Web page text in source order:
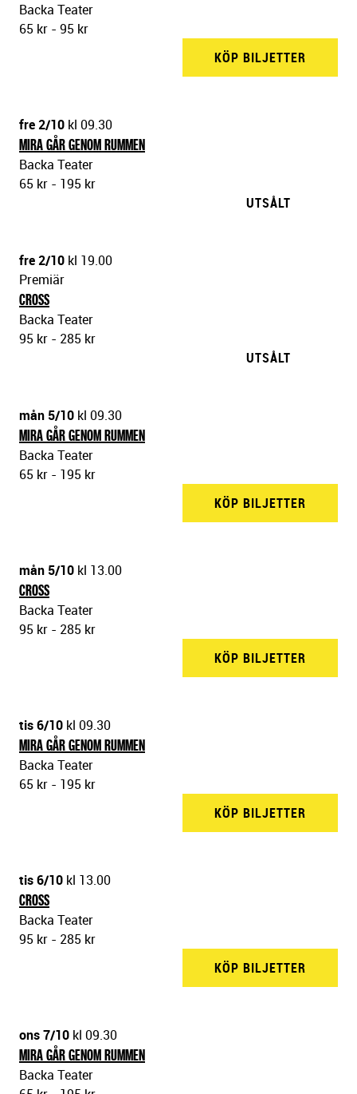
Backa Teater
65 kr - 95 kr
KÖP BILJETTER
fre 2/10 kl 09.30
MIRA GÅR GENOM RUMMEN
Backa Teater
65 kr - 195 kr
UTSÅLT
fre 2/10 kl 19.00
Premiär
CROSS
Backa Teater
95 kr - 285 kr
UTSÅLT
mån 5/10 kl 09.30
MIRA GÅR GENOM RUMMEN
Backa Teater
65 kr - 195 kr
KÖP BILJETTER
mån 5/10 kl 13.00
CROSS
Backa Teater
95 kr - 285 kr
KÖP BILJETTER
tis 6/10 kl 09.30
MIRA GÅR GENOM RUMMEN
Backa Teater
65 kr - 195 kr
KÖP BILJETTER
tis 6/10 kl 13.00
CROSS
Backa Teater
95 kr - 285 kr
KÖP BILJETTER
ons 7/10 kl 09.30
MIRA GÅR GENOM RUMMEN
Backa Teater